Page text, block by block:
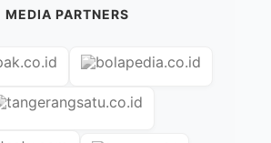
MEDIA PARTNERS